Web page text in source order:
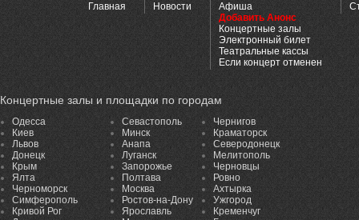
Главная Новости
Афиша
Добавить Анонс
Концертные залы
Электронный билет
Театральные кассы
Если концерт отменен
Концертные залы и площадки по городам
Одесса
Киев
Львов
Донецк
Крым
Ялта
Черноморск
Симферополь
Кривой Рог
Севастополь
Минск
Анапа
Луганск
Запорожье
Полтава
Москва
Ростов-на-Дону
Ярославль
Чернигов
Краматорск
Северодонецк
Мелитополь
Черновцы
Ровно
Ахтырка
Ужгород
Кременчуг